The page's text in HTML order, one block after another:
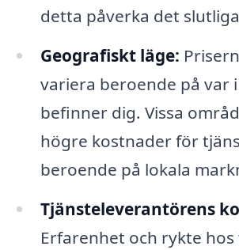
detta påverka det
Geografiskt läge:
variera beroende på var
befinner dig. Vissa
högre kostnader för
beroende på lokala
Tjänsteleverantörens
Erfarenhet och rykte